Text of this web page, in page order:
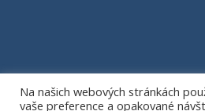
Na našich webových stránkách
vaše preference a opakované